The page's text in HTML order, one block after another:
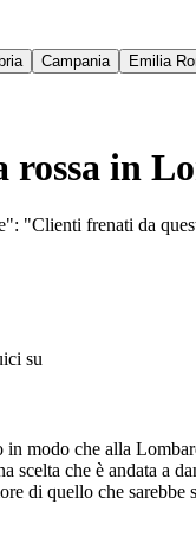
Campania Emilia
rossa in
"Clienti frenati da
su
modo che alla
scelta che è andata a
di quello che sarebbe